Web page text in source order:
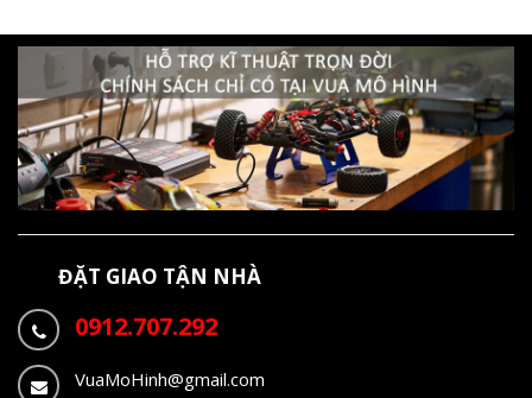
ĐẶT GIAO TẬN NHÀ
0912.707.292
VuaMoHinh@gmail.com